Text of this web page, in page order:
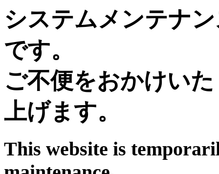
システムメンテナ
です。
ご不便をおかけい
上げます。
This website is